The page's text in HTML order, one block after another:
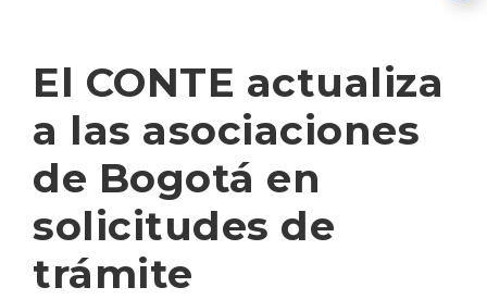
El CONTE actualiza
a las asociaciones
de Bogotá en
solicitudes de
trámite